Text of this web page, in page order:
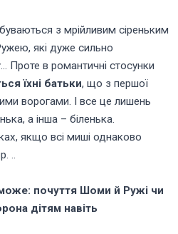
з мрійливим сіреньким
які дуже сильно
в романтичні стосунки
їхні батьки, що з першої
ворогами. І все це лишень
а інша – біленька.
якщо всі миші однаково
..
почуття Шоми й Ружі чи
дітям навіть